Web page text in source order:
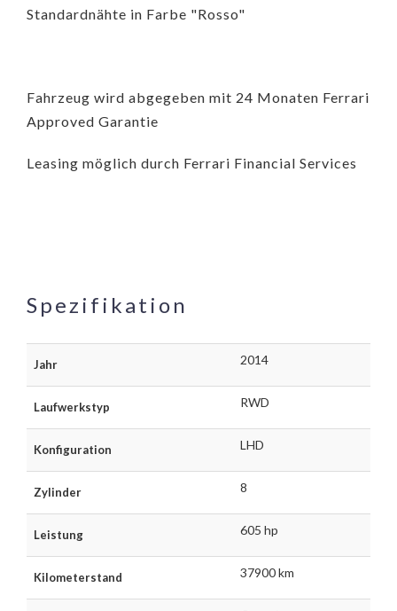
Standardnähte in Farbe "Rosso"
Fahrzeug wird abgegeben mit 24 Monaten Ferrari
Approved Garantie
Leasing möglich durch Ferrari Financial Services
Spezifikation
Jahr 2014
Laufwerkstyp RWD
Konfiguration LHD
Zylinder 8
Leistung 605 hp
Kilometerstand 37900 km